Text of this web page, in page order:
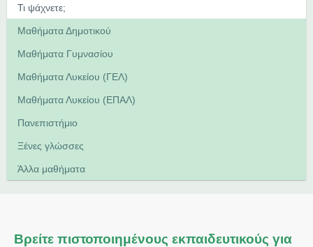
Μαθήματα Δημοτικού
Μαθήματα Γυμνασίου
Μαθήματα Λυκείου (ΓΕΛ)
Μαθήματα Λυκείου (ΕΠΑΛ)
Πανεπιστήμιο
Ξένες γλώσσες
Άλλα μαθήματα
Βρείτε πιστοποιημένους εκπαιδευτικούς για